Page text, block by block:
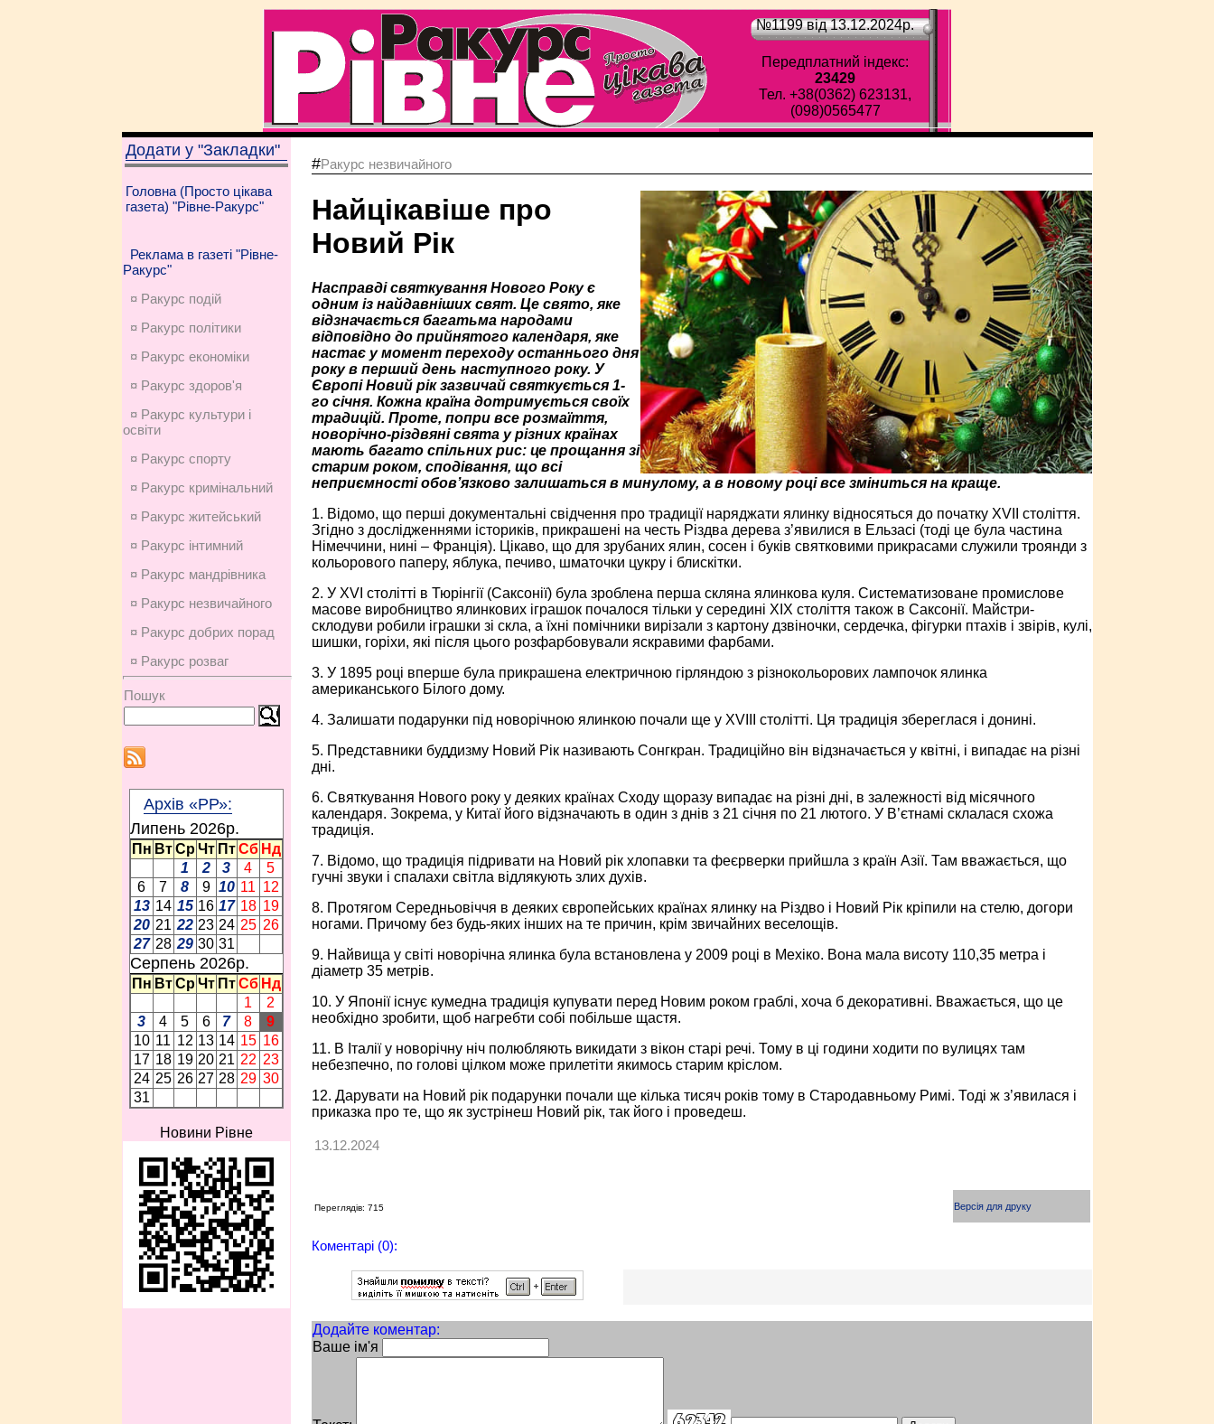
№1199 від 13.12.2024p.
Передплатний індекс:
23429
Тел. +38(0362) 623131,
(098)0565477
Додати у "Закладки"
Головна (Просто цікава
газета) "Рівне-Ракурс"
Реклама в газеті "Рівне-
Ракурс"
¤ Ракурс подій
¤ Ракурс політики
¤ Ракурс економiки
¤ Ракурс здоров'я
¤ Ракурс культури і
освіти
¤ Ракурс спорту
¤ Ракурс кримінальний
¤ Ракурс житейський
¤ Ракурс інтимний
¤ Ракурс мандрівника
¤ Ракурс незвичайного
¤ Ракурс добрих порад
¤ Ракурс розваг
Пошук
Архів «РР»:
Липень 2026p.
Пн Вт Ср Чт Пт Сб Нд
1
2 3 4
5
6
7 8 9 10 11 12
13 14 15 16 17 18 19
20 21 22 23 24 25 26
27 28 29 30 31
Серпень 2026p.
Пн Вт Ср Чт Пт Сб Нд
1
2
3
4 5 6 7 8
9
10 11 12 13 14 15 16
17 18 19 20 21 22 23
24 25 26 27 28 29 30
31
Новини Рівне
#Ракурс незвичайного
Найцікавіше про
Новий Рік
Насправді святкування Нового Року є
одним із найдавніших свят. Це свято, яке
відзначається багатьма народами
відповідно до прийнятого календаря, яке
настає у момент переходу останнього дня
року в перший день наступного року. У
Європі Новий рік зазвичай святкується 1-
го січня. Кожна країна дотримується своїх
традицій. Проте, попри все розмаїття,
новорічно-різдвяні свята у різних країнах
мають багато спільних рис: це прощання зі
старим роком, сподівання, що всі
неприємності обов’язково залишаться в минулому, а в новому році все зміниться на краще.
1. Відомо, що перші документальні свідчення про традиції наряджати ялинку відносяться до початку XVII століття.
Згідно з дослідженнями істориків, прикрашені на честь Різдва дерева з’явилися в Ельзасі (тоді це була частина
Німеччини, нині – Франція). Цікаво, що для зрубаних ялин, сосен і буків святковими прикрасами служили троянди з
кольорового паперу, яблука, печиво, шматочки цукру і блискітки.
2. У XVI столітті в Тюрінгії (Саксонії) була зроблена перша скляна ялинкова куля. Систематизоване промислове
масове виробництво ялинкових іграшок почалося тільки у середині XIX століття також в Саксонії. Майстри-
склодуви робили іграшки зі скла, а їхні помічники вирізали з картону дзвіночки, сердечка, фігурки птахів і звірів, кулі,
шишки, горіхи, які після цього розфарбовували яскравими фарбами.
3. У 1895 році вперше була прикрашена електричною гірляндою з різнокольорових лампочок ялинка
американського Білого дому.
4. Залишати подарунки під новорічною ялинкою почали ще у XVIII столітті. Ця традиція збереглася і донині.
5. Представники буддизму Новий Рік називають Сонгкран. Традиційно він відзначається у квітні, і випадає на різні
дні.
6. Святкування Нового року у деяких країнах Сходу щоразу випадає на різні дні, в залежності від місячного
календаря. Зокрема, у Китаї його відзначають в один з днів з 21 січня по 21 лютого. У В’єтнамі склалася схожа
традиція.
7. Відомо, що традиція підривати на Новий рік хлопавки та феєрверки прийшла з країн Азії. Там вважається, що
гучні звуки і спалахи світла відлякують злих духів.
8. Протягом Середньовіччя в деяких європейських країнах ялинку на Різдво і Новий Рік кріпили на стелю, догори
ногами. Причому без будь-яких інших на те причин, крім звичайних веселощів.
9. Найвища у світі новорічна ялинка була встановлена ​​у 2009 році в Мехіко. Вона мала висоту 110,35 метра і
діаметр 35 метрів.
10. У Японії існує кумедна традиція купувати перед Новим роком граблі, хоча б декоративні. Вважається, що це
необхідно зробити, щоб нагребти собі побільше щастя.
11. В Італії у новорічну ніч полюбляють викидати з вікон старі речі. Тому в ці години ходити по вулицях там
небезпечно, по голові цілком може прилетіти якимось старим кріслом.
12. Дарувати на Новий рік подарунки почали ще кілька тисяч років тому в Стародавньому Римі. Тоді ж з’явилася і
приказка про те, що як зустрінеш Новий рік, так його і проведеш.
13.12.2024
Переглядів: 715 Версія для друку
Коментарі (0):
Додайте коментар:
Ваше ім'я